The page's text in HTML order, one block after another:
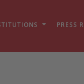
PRESS